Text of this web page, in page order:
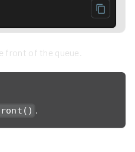
front of the queue.